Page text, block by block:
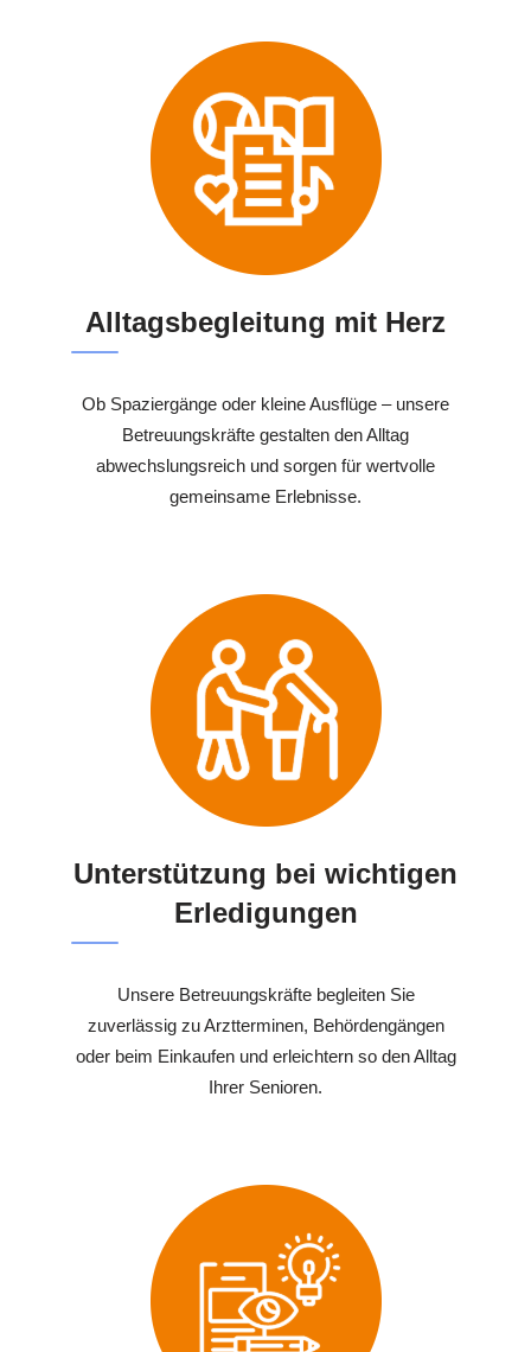
Alltagsbegleitung mit Herz
Ob Spaziergänge oder kleine Ausflüge – unsere
Betreuungskräfte gestalten den Alltag
abwechslungsreich und sorgen für wertvolle
gemeinsame Erlebnisse.
Unterstützung bei wichtigen
Erledigungen
Unsere Betreuungskräfte begleiten Sie
zuverlässig zu Arztterminen, Behördengängen
oder beim Einkaufen und erleichtern so den Alltag
Ihrer Senioren.